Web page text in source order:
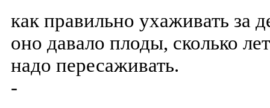
как правильно ухаживать за
оно давало плоды, сколько
надо пересаживать.
-